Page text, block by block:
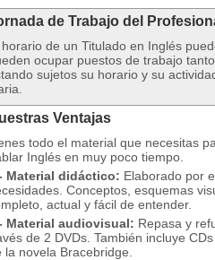
de Trabajo del
horario de un Titulado en Inglés
ocupar puestos de trabajo
sujetos su horario y su
Ventajas
todo el material que necesitas
Inglés en muy poco tiempo.
Material didáctico: Elaborado por
Conceptos, esquemas
actual y fácil de entender.
Material audiovisual: Repasa y
de 2 DVDs. También incluye
la novela Bracebridge.